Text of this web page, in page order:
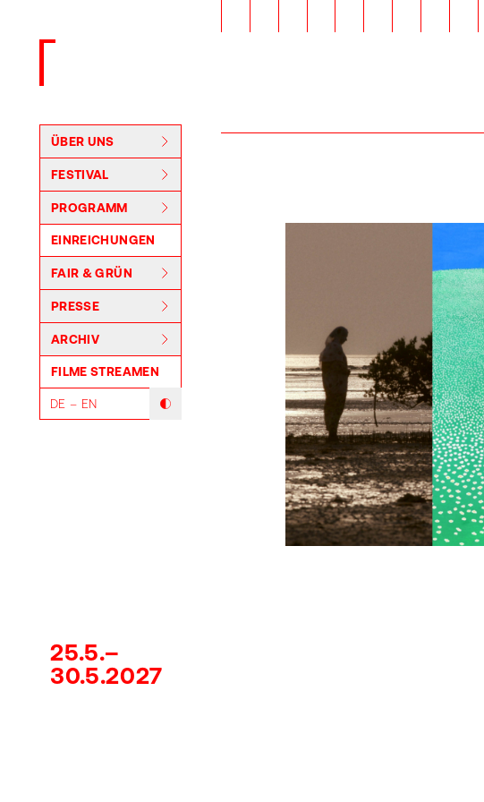
Zurück zur Startseite
ÜBER UNS
FESTIVAL
PROGRAMM
EINREICHUNGEN
FAIR & GRÜN
PRESSE
ARCHIV
FILME STREAMEN
DE EN Modus mit hohem Kontrast umschalten
25.5.–
30.5.2027